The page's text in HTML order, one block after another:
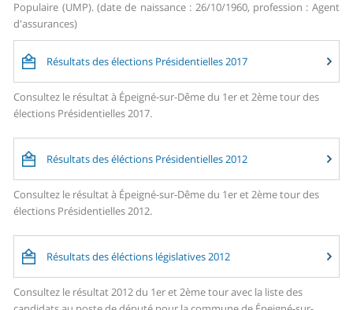
Populaire (UMP). (date de naissance : 26/10/1960, profession : Agent
d'assurances)
Résultats des élections Présidentielles 2017
Consultez le résultat à Épeigné-sur-Dême du 1er et 2ème tour des
élections Présidentielles 2017.
Résultats des éléctions Présidentielles 2012
Consultez le résultat à Épeigné-sur-Dême du 1er et 2ème tour des
élections Présidentielles 2012.
Résultats des éléctions législatives 2012
Consultez le résultat 2012 du 1er et 2ème tour avec la liste des